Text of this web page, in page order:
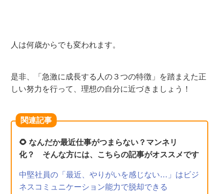
人は何歳からでも変われます。
是非、「急激に成長する人の３つの特徴」を踏まえた正
しい努力を行って、理想の自分に近づきましょう！
関連記事
🌻 なんだか最近仕事がつまらない？マンネリ
化？ そんな方には、こちらの記事がオススメです
中堅社員の「最近、やりがいを感じない…」はビジ
ネスコミュニケーション能力で脱却できる